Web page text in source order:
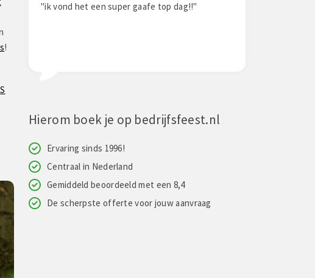
!
"Het was een super dag met een super team!
Hierom boek je op bedrijfsfeest.nl
Ervaring sinds 1996!
Centraal in Nederland
Gemiddeld beoordeeld met een 8,4
De scherpste offerte voor jouw aanvraag